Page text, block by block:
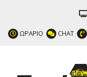
ΩΡΑΡΙΟ CHAT